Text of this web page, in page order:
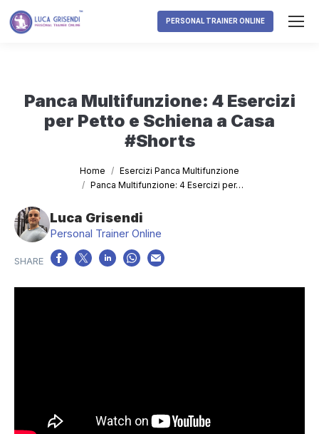
PERSONAL TRAINER ONLINE
Panca Multifunzione: 4 Esercizi
per Petto e Schiena a Casa
#Shorts
Tu sei qui:Home
Esercizi Panca Multifunzione
Panca Multifunzione: 4 Esercizi per…
Luca Grisendi
Personal Trainer Online